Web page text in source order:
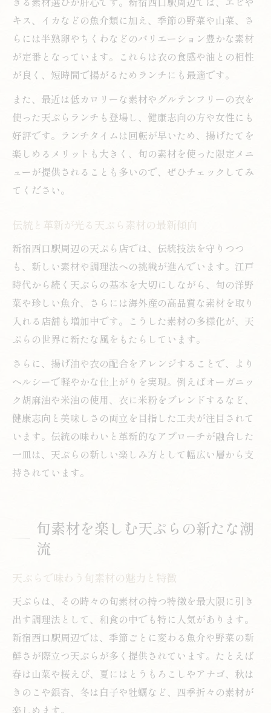
キス、イカなどの魚介類に加え、季節の野菜や山菜、さ
らには半熟卵やちくわなどのバリエーション豊かな素材
が定番となっています。これらは衣の食感や油との相性
が良く、短時間で揚がるためランチにも最適です。
また、最近は低カロリーな素材やグルテンフリーの衣を
使った天ぷらランチも登場し、健康志向の方や女性にも
好評です。ランチタイムは回転が早いため、揚げたてを
楽しめるメリットも大きく、旬の素材を使った限定メニ
ューが提供されることも多いので、ぜひチェックしてみ
てください。
伝統と革新が光る天ぷら素材の最新傾向
新宿西口駅周辺の天ぷら店では、伝統技法を守りつつ
も、新しい素材や調理法への挑戦が進んでいます。江戸
時代から続く天ぷらの基本を大切にしながら、旬の洋野
菜や珍しい魚介、さらには海外産の高品質な素材を取り
入れる店舗も増加中です。こうした素材の多様化が、天
ぷらの世界に新たな風をもたらしています。
さらに、揚げ油や衣の配合をアレンジすることで、より
ヘルシーで軽やかな仕上がりを実現。例えばオーガニッ
ク胡麻油や米油の使用、衣に米粉をブレンドするなど、
健康志向と美味しさの両立を目指した工夫が注目されて
います。伝統の味わいと革新的なアプローチが融合した
一皿は、天ぷらの新しい楽しみ方として幅広い層から支
持されています。
旬素材を楽しむ天ぷらの新たな潮
流
天ぷらで味わう旬素材の魅力と特徴
天ぷらは、その時々の旬素材の持つ特徴を最大限に引き
出す調理法として、和食の中でも特に人気があります。
新宿西口駅周辺では、季節ごとに変わる魚介や野菜の新
鮮さが際立つ天ぷらが多く提供されています。たとえば
春は山菜や桜えび、夏にはとうもろこしやアナゴ、秋は
きのこや銀杏、冬は白子や牡蠣など、四季折々の素材が
楽しめます。